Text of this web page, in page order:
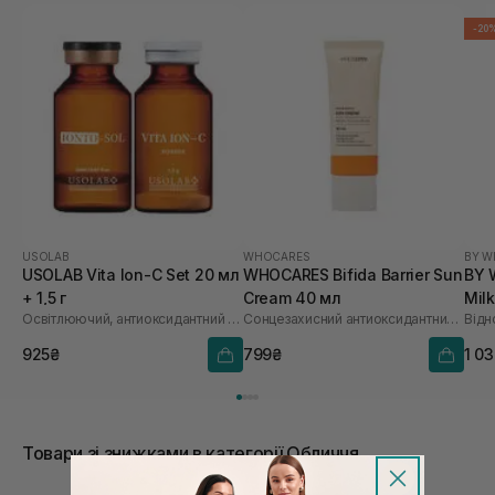
USOLAB
USOLAB Vita Ion-C Set 20 мл
+ 1,5 г
Освітлюючий, антиоксидантний та омолоджуючий набір
925₴
WHOCARES
WHOCARES Bifida Barrier Sun
Cream 40 мл
Сонцезахисний антиоксидантний крем
799₴
-
BY
BY
1
Товари зі знижками в категорії Обличчя